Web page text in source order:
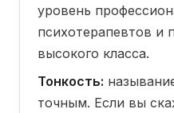
уровень
психотерапевтов и
высокого класса.
Тонкость:
точным. Если вы